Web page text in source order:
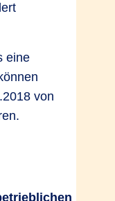
die
stärker an Ihr
können
so sind
eine
von